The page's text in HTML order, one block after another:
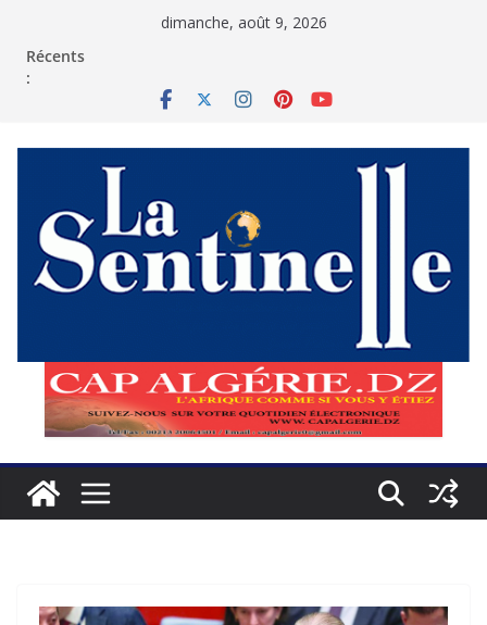
dimanche, août 9, 2026
Récents
: